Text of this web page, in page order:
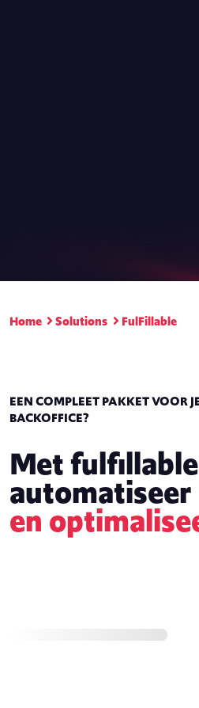
Home Solutions FulFillable
EEN COMPLEET PAKKET VOOR
BACKOFFICE?
Met fulfillable
automatiseer
en